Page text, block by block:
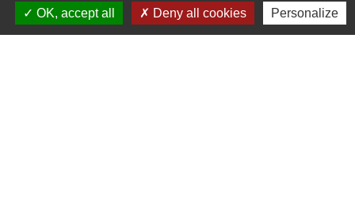
+33 2 32 32 18 58
OK, accept all
Deny all cookies Personalize